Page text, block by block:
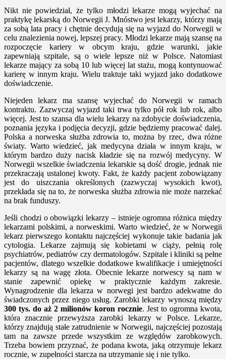
Nikt nie powiedział, że tylko młodzi lekarze mogą wyjechać na
praktykę lekarską do Norwegii J. Mnóstwo jest lekarzy, którzy mają
za sobą lata pracy i chętnie decydują się na wyjazd do Norwegii w
celu znalezienia nowej, lepszej pracy. Młodzi lekarze mają szansę na
rozpoczęcie kariery w obcym kraju, gdzie warunki, jakie
zapewniają szpitale, są o wiele lepsze niż w Polsce. Natomiast
lekarze mający za sobą 10 lub więcej lat stażu, mogą kontynuować
karierę w innym kraju. Wielu traktuje taki wyjazd jako dodatkowe
doświadczenie.
Niejeden lekarz ma szansę wyjechać do Norwegii w ramach
kontraktu. Zazwyczaj wyjazd taki trwa tylko pół rok lub rok, albo
więcej. Jest to szansa dla wielu lekarzy na zdobycie doświadczenia,
poznania języka i podjęcia decyzji, gdzie będziemy pracować dalej.
Polska a norweska służba zdrowia to, można by rzec, dwa różne
światy. Warto wiedzieć, jak medycyna działa w innym kraju, w
którym bardzo duży nacisk kładzie się na rozwój medycyny. W
Norwegii wszelkie świadczenia lekarskie są dość drogie, jednak nie
przekraczają ustalonej kwoty. Fakt, że każdy pacjent zobowiązany
jest do uiszczania określonych (zazwyczaj wysokich kwot),
przekłada się na to, że norweska służba zdrowia nie może narzekać
na brak funduszy.
Jeśli chodzi o obowiązki lekarzy – istnieje ogromna różnica między
lekarzami polskimi, a norweskimi. Warto wiedzieć, że w Norwegii
lekarz pierwszego kontaktu najczęściej wykonuje takie badania jak
cytologia. Lekarze zajmują się kobietami w ciąży, pełnią rolę
psychiatrów, pediatrów czy dermatologów. Szpitale i kliniki są pełne
pacjentów, dlatego wszelkie dodatkowe kwalifikacje i umiejętności
lekarzy są na wagę złota. Obecnie lekarze norwescy są nam w
stanie zapewnić opiekę w praktycznie każdym zakresie.
Wynagrodzenie dla lekarza w norwegi jest bardzo adekwatne do
świadczonych przez niego usług. Zarobki lekarzy wynoszą między
300 tys. do aż 2 milionów koron rocznie. Jest to ogromna kwota,
która znacznie przewyższa zarobki lekarzy w Polsce. Lekarze,
którzy znajdują stałe zatrudnienie w Norwegii, najczęściej pozostają
tam na zawsze przede wszystkim ze względów zarobkowych.
Trzeba bowiem przyznać, że podana kwota, jaką otrzymuje lekarz
rocznie, w zupełności starcza na utrzymanie się i nie tylko.